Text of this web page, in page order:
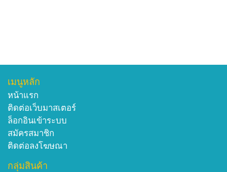
เมนูหลัก
หน้าแรก
ติดต่อเว็บมาสเตอร์
ล็อกอินเข้าระบบ
สมัครสมาชิก
ติดต่อลงโฆษณา
กลุ่มสินค้า